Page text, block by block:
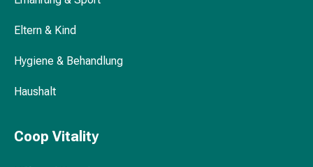
Nachtcreme
Gesichtsöl
Wadenstützen und Ballschutz
Eltern & Kind
Hygiene & Behandlung
Haushalt
Coop Vitality